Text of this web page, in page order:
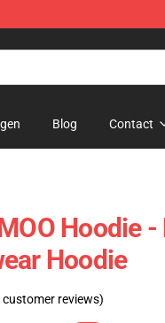
Blog Contact
Hoodie
Hoodie
customer reviews)